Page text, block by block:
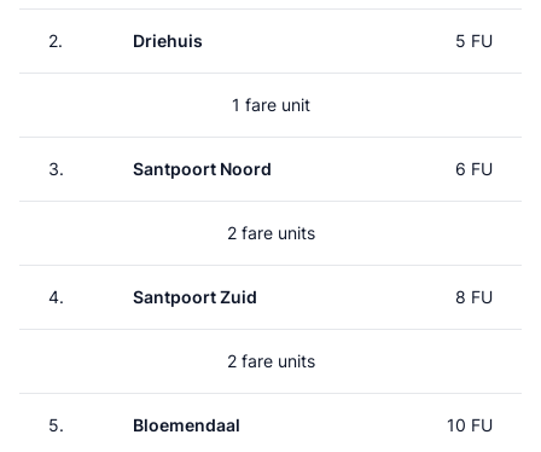
2. Driehuis 5 FU
1 fare unit
3. Santpoort Noord 6 FU
2 fare units
4. Santpoort Zuid 8 FU
2 fare units
5. Bloemendaal 10 FU